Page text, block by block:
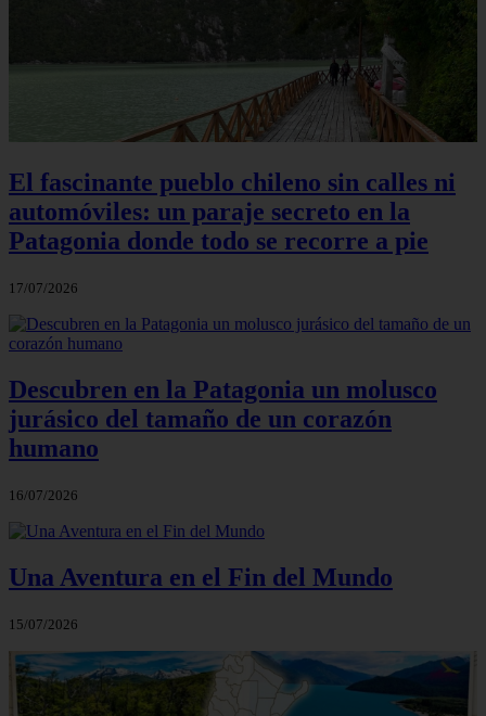
El fascinante pueblo chileno sin calles ni
automóviles: un paraje secreto en la
Patagonia donde todo se recorre a pie
17/07/2026
Descubren en la Patagonia un molusco
jurásico del tamaño de un corazón
humano
16/07/2026
Una Aventura en el Fin del Mundo
15/07/2026